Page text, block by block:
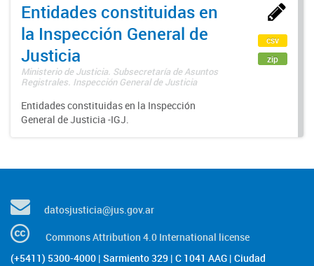
Entidades constituidas en
la Inspección General de
Justicia
Ministerio de Justicia. Subsecretaría de Asuntos
Registrales. Inspección General de Justicia
Entidades constituidas en la Inspección
General de Justicia -IGJ.
csv
zip
datosjusticia@jus.gov.ar
Commons Attribution 4.0 International license
(+5411) 5300-4000 | Sarmiento 329 | C 1041 AAG | Ciudad